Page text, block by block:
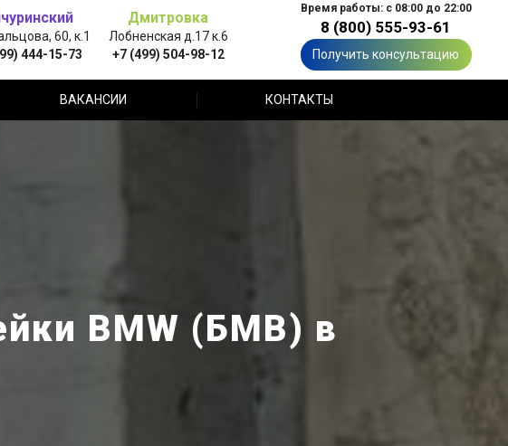
60, к.1
444-15-73
Дмитровка
Лобненская д.17 к.6
+7 (499) 504-98-12
Время работы: с 08:00 до 22:00
8 (800) 555-93-61
Получить консультацию
ВАКАНСИИ КОНТАКТЫ
BMW (БМВ) в